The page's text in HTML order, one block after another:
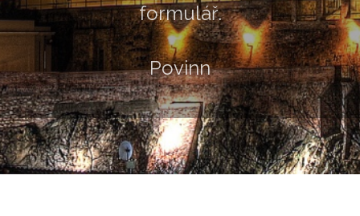
formulář.
Povinné údaje jsou